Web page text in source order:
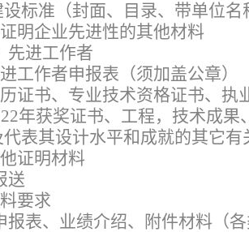
标准（封面、目录、带单位
明企业先进性的其他材料
先进工作者
工作者申报表（须加盖公章）
证书、专业技术资格证书、执
年获奖证书、工程，技术成
表其设计水平和成就的其它有
证明材料
送
要求
报表、业绩介绍、附件材料（